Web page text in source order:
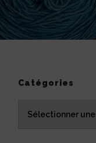
Catégories
Catégories